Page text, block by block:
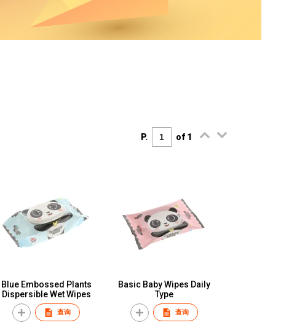
P. of 1
Blue Embossed Plants
Dispersible Wet Wipes
查询
Basic Baby Wipes Daily
Type
查询